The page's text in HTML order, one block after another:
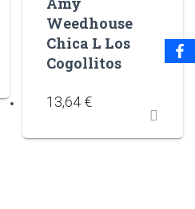
Weedhouse
Chica L Los
Cogollitos
13,64 €